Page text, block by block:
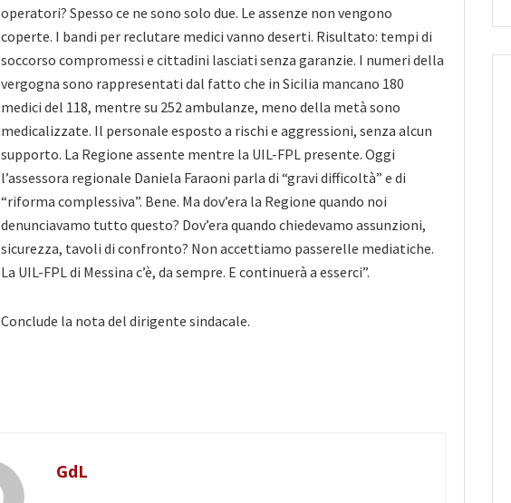
operatori? Spesso ce ne sono solo due. Le assenze non vengono
coperte. I bandi per reclutare medici vanno deserti. Risultato: tempi di
soccorso compromessi e cittadini lasciati senza garanzie. I numeri della
vergogna sono rappresentati dal fatto che in Sicilia mancano 180
medici del 118, mentre su 252 ambulanze, meno della metà sono
medicalizzate. Il personale esposto a rischi e aggressioni, senza alcun
supporto. La Regione assente mentre la UIL-FPL presente. Oggi
l’assessora regionale Daniela Faraoni parla di “gravi difficoltà” e di
“riforma complessiva”. Bene. Ma dov’era la Regione quando noi
denunciavamo tutto questo? Dov’era quando chiedevamo assunzioni,
sicurezza, tavoli di confronto? Non accettiamo passerelle mediatiche.
La UIL-FPL di Messina c’è, da sempre. E continuerà a esserci”.
Conclude la nota del dirigente sindacale.
GdL